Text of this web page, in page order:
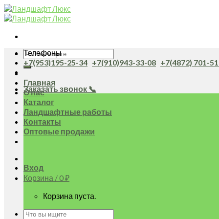
Skip
to
Искать:
Главная
О нас
Каталог
Ландшафтные работы
Контакты
Оптовые продажи
Вход
Корзина /0₽
Корзина пуста.
Искать:
Телефоны
+7(953)195-25-34 +7(910)943-33-08 +7(4872) 701-
Заказать звонок 📞